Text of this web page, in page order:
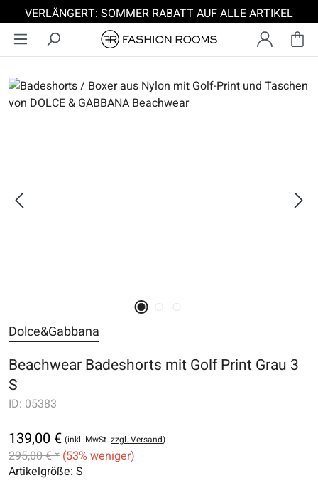
Zum Hauptinhalt springen
VERLÄNGERT: SOMMER RABATT AUF ALLE ARTIKEL
Bildergalerie überspringen
Dolce&Gabbana
Beachwear Badeshorts mit Golf Print Grau 3
S
ID: 05383
139,00 € (inkl. MwSt.zzgl. Versand)
295,00 € * (53% weniger)
Artikelgröße: S